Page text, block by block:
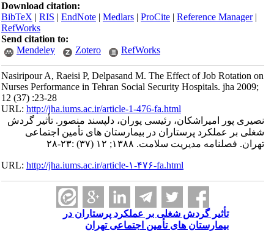
Download citation:
BibTeX|RIS|EndNote|Medlars|ProCite|Reference Manager
RefWorks
Send citation to:
Mendeley
Zotero RefWorks
Nasiripour A, Raeisi P, Delpasand M. The Effect of Job Rotation on
Nurses Performance in Tehran Social Security Hospitals. jha 2009;
12 (37) :23-28
URL:http://jha.iums.ac.ir/article-1-476-fa.html
نصیری پور امیراشکان، رئیسی پوران، دلپسند منصور. تأثیر گردش
شغلی بر عملکرد پرستاران در بیمارستان های تأمین اجتماعی
تهران. فصلنامه مدیریت سلامت. ۱۳۸۸; ۱۲ (۳۷) :۲۳-۲۸
URL:http://jha.iums.ac.ir/article-۱-۴۷۶-fa.html
تأثیر گردش شغلی بر عملکرد پرستاران در
بیمارستان های تأمین اجتماعی تهران